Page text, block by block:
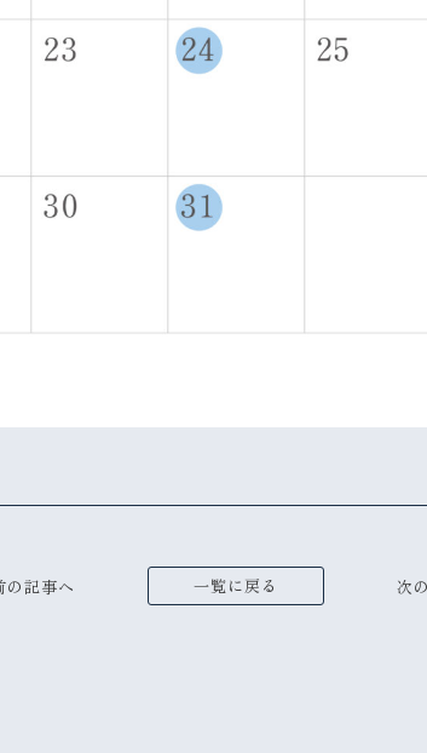
の記事へ 一覧に戻る 次